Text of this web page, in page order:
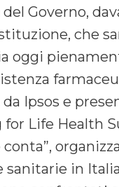
Governo,
che
oggi
Ipsos e
Life Health
in